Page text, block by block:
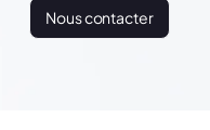
Nous contacter